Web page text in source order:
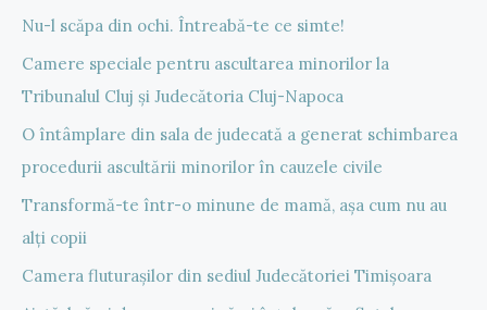
Nu-l scăpa din ochi. Întreabă-te ce simte!
Camere speciale pentru ascultarea minorilor la
Tribunalul Cluj și Judecătoria Cluj-Napoca
O întâmplare din sala de judecată a generat schimbarea
procedurii ascultării minorilor în cauzele civile
Transformă-te într-o minune de mamă, așa cum nu au
alți copii
Camera fluturașilor din sediul Judecătoriei Timișoara